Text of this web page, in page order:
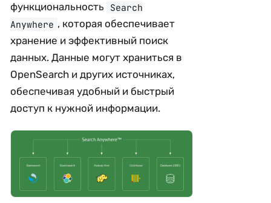
функциональность
Search
Anywhere , которая обеспечивает
хранение и эффективный поиск
данных. Данные могут храниться в
OpenSearch и других источниках,
обеспечивая удобный и быстрый
доступ к нужной информации.